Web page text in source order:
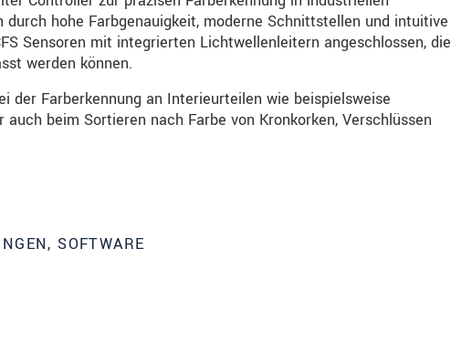
durch hohe Farbgenauigkeit, moderne Schnittstellen und intuitive
Sensoren mit integrierten Lichtwellenleitern angeschlossen, die
werden können.
der Farberkennung an Interieurteilen wie beispielsweise
beim Sortieren nach Farbe von Kronkorken, Verschlüssen
SOFTWARE
Produktinnovationen auf dem Laufenden